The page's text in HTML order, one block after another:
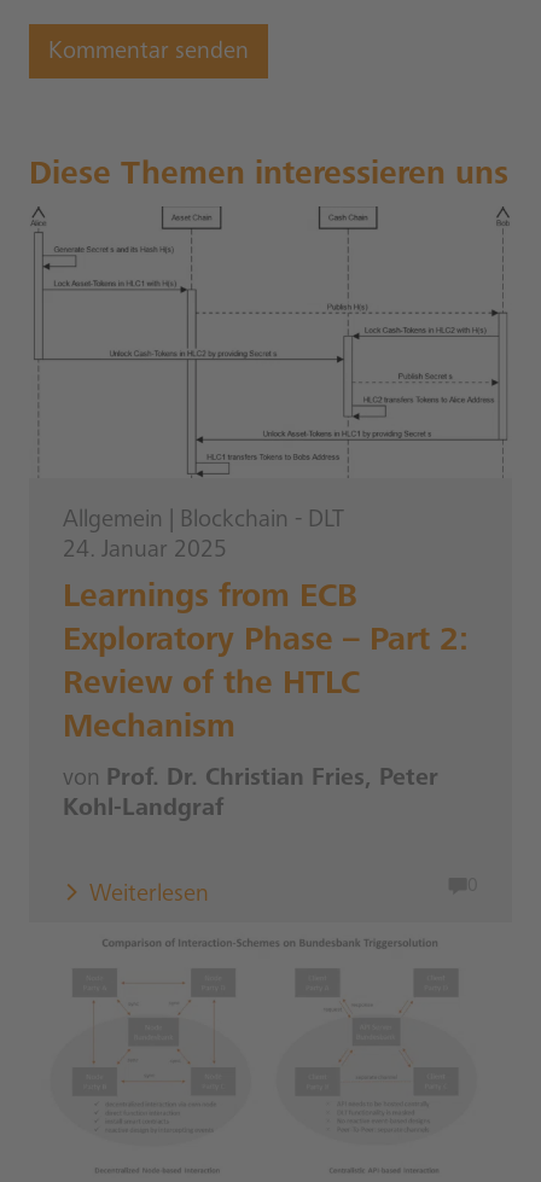
Diese Themen interessieren uns
Allgemein
Blockchain - DLT
24. Januar 2025
Learnings from ECB
Exploratory Phase – Part 2:
Review of the HTLC
Mechanism
von Prof. Dr. Christian Fries, Peter
Kohl-Landgraf
Weiterlesen